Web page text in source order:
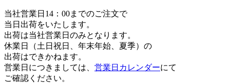
当社営業日14：00までのご注文で
当日出荷をいたします。
出荷は当社営業日のみとなります。
休業日（土日祝日、年末年始、夏季）の
出荷はできかねます。
営業日につきましては、 営業日カレンダーにて
ご確認ください。